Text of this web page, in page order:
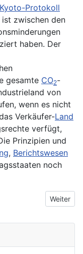
Kyoto-Protokoll
ist zwischen den
haben. Der
gesamte CO2-
von
wenn es nicht
Verkäufer-Land
verfügt,
Prinzipien und
, Berichtswesen
noch
Nächster
Weiter